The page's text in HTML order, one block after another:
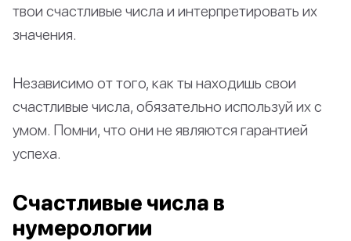
твои счастливые числа и интерпретировать их
значения.
Независимо от того, как ты находишь свои
счастливые числа, обязательно используй их с
умом. Помни, что они не являются гарантией
успеха.
Счастливые числа в
нумерологии